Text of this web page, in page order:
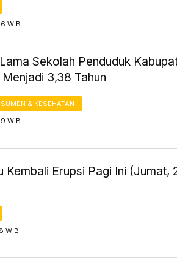
WIB
Sekolah Penduduk
3,38 Tahun
& KESEHATAN
WIB
Kembali Erupsi Pagi Ini (Jumat,
WIB